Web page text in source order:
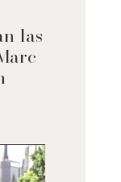
las